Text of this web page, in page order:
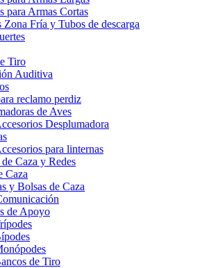
para Armas Cortas
Zona Fría y Tubos de descarga
Tiro
Auditiva
reclamo perdiz
de Aves
Desplumadora
para linternas
de Caza y Redes
Caza
y Bolsas de Caza
de Apoyo
de Tiro